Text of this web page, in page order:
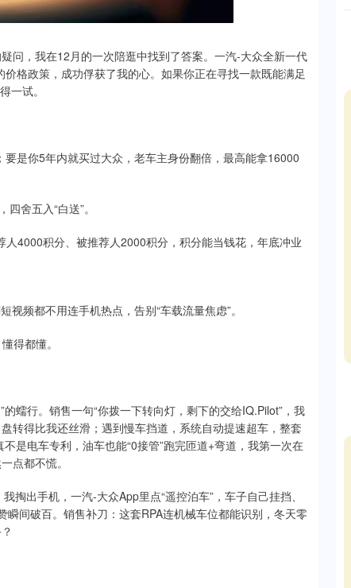
问，我在12月的一次陪逛中找到了答案。一汽-大众全新一代
格政策，成功俘获了我的心。如果你正在寻找一款既能满足
一试。
是你5年内就买过大众，老车主身份翻倍，最高能拿16000
舍五入“白送”。
4000积分、被推荐人2000积分，积分能当钱花，年底冲业
频都不用连手机热点，告别“车载流量焦虑”。
得都懂。
蠕行。销售一句“你拨一下转向灯，剩下的交给IQ.Pilot”，我
转得比我还丝滑；遇到慢车挡道，系统自动提速超车，整套
是电车专利，油车也能“0接管”跑完匝道+弯道，我第一次在
点都不慌。
出手机，一汽-大众App里点“遥控泊车”，车子自己挂挡、
间破百。销售补刀：这套RPA连机械车位都能识别，冬天零